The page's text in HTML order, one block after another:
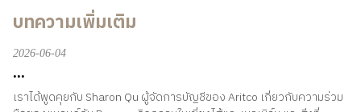
บทความเพิ่มเติม
2026-06-04
...
เราได้พูดคุยกับ Sharon Qu ผู้จัดการบัญชีของ Aritco เกี่ยวกับความร่วม